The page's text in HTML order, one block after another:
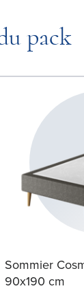
pack
Sommier
90x190 cm